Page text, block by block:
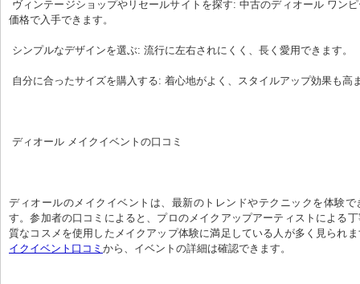
価格で入手できます。
シンプルなデザインを選ぶ: 流行に左右されにくく、長く愛用できます。
自分に合ったサイズを購入する: 着心地がよく、スタイルアップ効果も高
ディオール メイクイベントの口コミ
ディオールのメイクイベントは、最新のトレンドやテクニックを体験で
す。参加者の口コミによると、プロのメイクアップアーティストによる
質なコスメを使用したメイクアップ体験に満足している人が多く見られ
イクイベント口コミ から、イベントの詳細は確認できます。